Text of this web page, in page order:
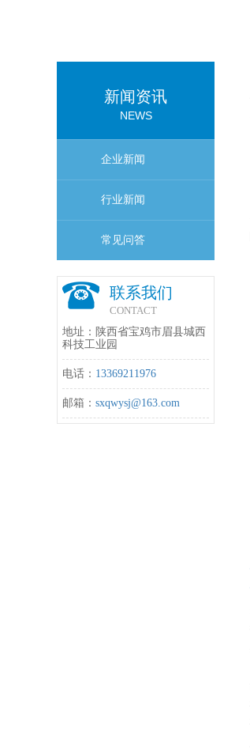
新闻资讯
NEWS
企业新闻
行业新闻
常见问答
联系我们
CONTACT
地址：陕西省宝鸡市眉县城西
科技工业园
电话： 13369211976
邮箱： sxqwysj@163.com